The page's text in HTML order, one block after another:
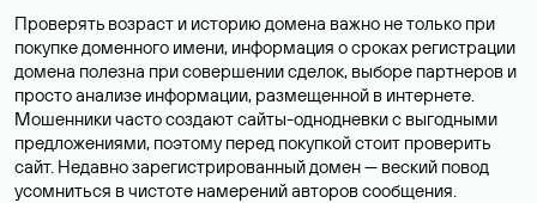
Проверять возраст и историю домена важно не только при
покупке доменного имени, информация о сроках регистрации
домена полезна при совершении сделок, выборе партнеров и
просто анализе информации, размещенной в интернете.
Мошенники часто создают сайты-однодневки с выгодными
предложениями, поэтому перед покупкой стоит проверить
сайт. Недавно зарегистрированный домен — веский повод
усомниться в чистоте намерений авторов сообщения.